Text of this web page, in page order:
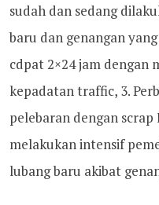
sudah dan sedang
baru dan genangan
cdpat 2×24 jam dengan
kepadatan traffic, 3.
pelebaran dengan
melakukan intensif
lubang baru akibat